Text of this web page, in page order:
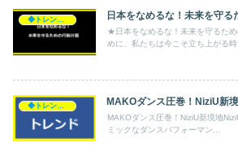
日本をなめるな！未来を守る
★日本をなめるな！未来を守るた
めに、私たちは今こそ立ち上がる時
MAKOダンス圧巻！NiziU新
MAKOダンス圧巻！NiziU新境地
ミックなダンスパフォーマン...